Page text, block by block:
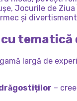
Jocurile de
și
cu
largă de
–